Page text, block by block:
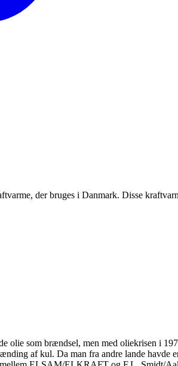
der bruges i Danmark. Disse
olie som brændsel, men med oliekrisen i
af kul. Da man fra andre lande